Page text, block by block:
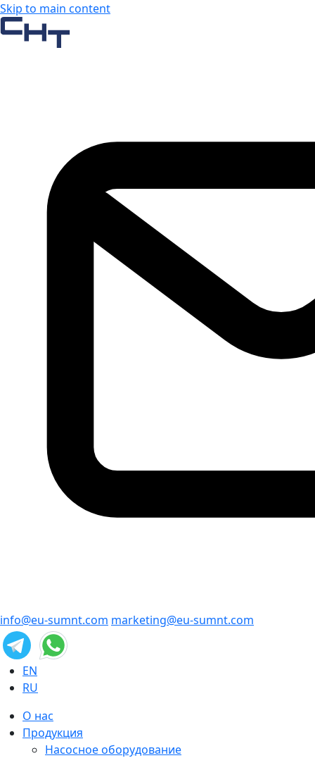
Skip to main content
info@eu-sumnt.com marketing@eu-sumnt.com
EN
RU
О нас
Продукция
Насосное оборудование